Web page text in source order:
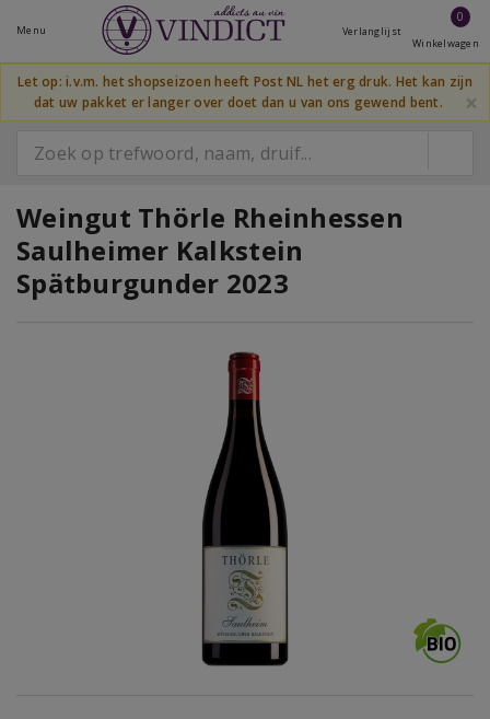
Menu Verlanglijst
0
Winkelwagen
Let op: i.v.m. het shopseizoen heeft Post NL het erg druk. Het kan zijn
dat uw pakket er langer over doet dan u van ons gewend bent.
×
Weingut Thörle Rheinhessen
Saulheimer Kalkstein
Spätburgunder 2023